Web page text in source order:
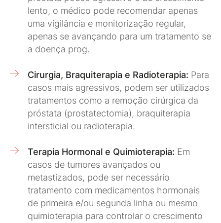
lento, o médico pode recomendar apenas
uma vigilância e monitorização regular,
apenas se avançando para um tratamento se
a doença prog.
Cirurgia, Braquiterapia e Radioterapia: Para
casos mais agressivos, podem ser utilizados
tratamentos como a remoção cirúrgica da
próstata (prostatectomia), braquiterapia
intersticial ou radioterapia.
Terapia Hormonal e Quimioterapia: Em
casos de tumores avançados ou
metastizados, pode ser necessário
tratamento com medicamentos hormonais
de primeira e/ou segunda linha ou mesmo
quimioterapia para controlar o crescimento